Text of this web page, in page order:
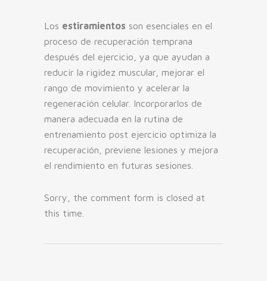
Los estiramientos son esenciales en el
proceso de recuperación temprana
después del ejercicio, ya que ayudan a
reducir la rigidez muscular, mejorar el
rango de movimiento y acelerar la
regeneración celular. Incorporarlos de
manera adecuada en la rutina de
entrenamiento post ejercicio optimiza la
recuperación, previene lesiones y mejora
el rendimiento en futuras sesiones.
Sorry, the comment form is closed at
this time.